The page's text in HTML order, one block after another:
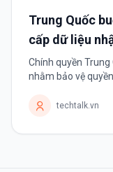
Trung Quốc
cấp dữ liệu
Chính quyền
nhằm bảo vệ
Quốc...techtalk.vn